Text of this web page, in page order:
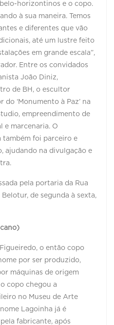
horizontinos e o copo.
à sua maneira. Temos
e diferentes que vão
até um lustre feito
em grande escala”,
Entre os convidados
João Diniz,
de BH, o escultor
do ‘Monumento à Paz’ na
empreendimento de
e marcenaria. O
também foi parceiro e
ajudando na divulgação e
pela portaria da Rua
de segunda à sexta,
o então copo
por ser produzido,
máquinas de origem
copo chegou a
no Museu de Arte
Lagoinha já é
fabricante, após